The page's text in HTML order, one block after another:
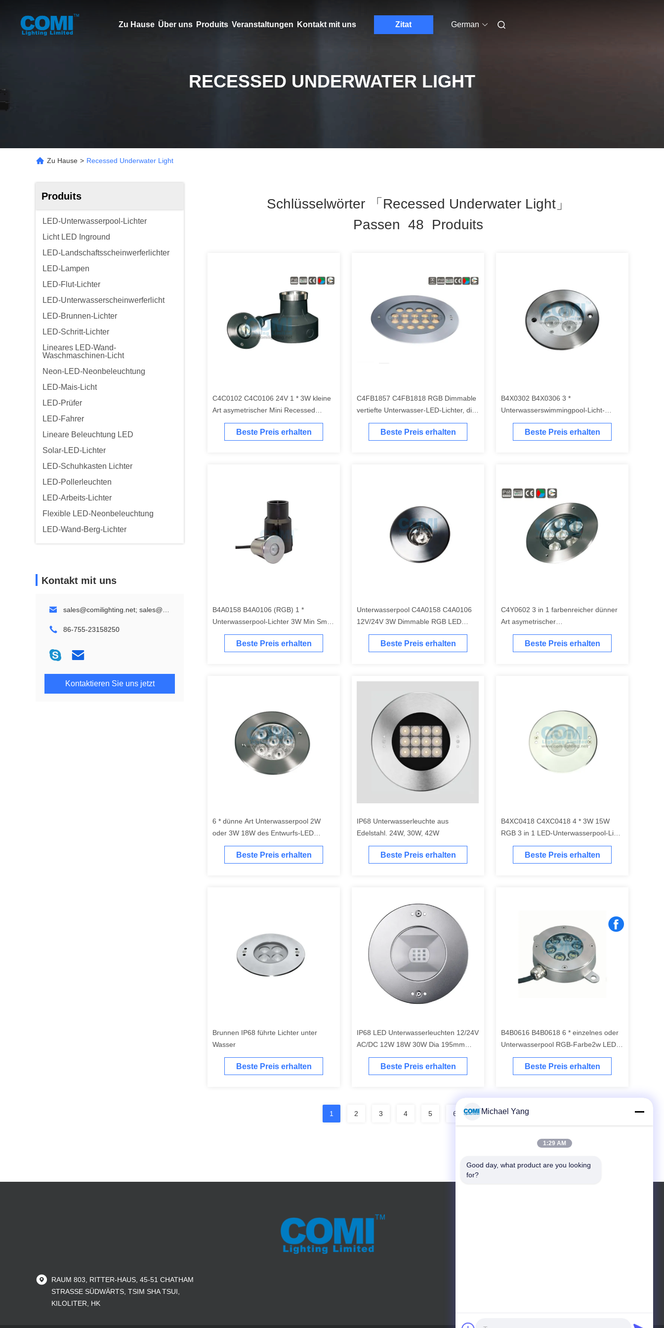
Zu Hause Über uns Produits Veranstaltungen Kontakt mit uns Zitat German
RECESSED UNDERWATER LIGHT
Zu Hause > Recessed Underwater Light
Produits
LED-Unterwasserpool-Lichter
Licht LED Inground
LED-Landschaftsscheinwerferlichter
LED-Lampen
LED-Flut-Lichter
LED-Unterwasserscheinwerferlicht
LED-Brunnen-Lichter
LED-Schritt-Lichter
Lineares LED-Wand-
Waschmaschinen-Licht
Neon-LED-Neonbeleuchtung
LED-Mais-Licht
LED-Prüfer
LED-Fahrer
Lineare Beleuchtung LED
Solar-LED-Lichter
LED-Schuhkasten Lichter
LED-Pollerleuchten
LED-Arbeits-Lichter
Flexible LED-Neonbeleuchtung
LED-Wand-Berg-Lichter
Kontakt mit uns
86-755-23158250
Kontaktieren Sie uns jetzt
Schlüsselwörter 「recessed Underwater Light」
Passen 48 Produits
C4C0102 C4C0106 24V 1 * 3W kleine
Art asymetrischer Mini Recessed
Underwater Light ausführlich weniger
als 1meterBeste Preis erhalten
C4FB1857 C4FB1818 RGB Dimmable
vertiefte Unterwasser-LED-Lichter, die
Antider korrosion von des Edelstahl-
SUS316 gemacht wurden
Beste Preis erhalten
B4X0302 B4X0306 3 *
Unterwasserswimmingpool-Licht-
Öffnungswinkel 7W oder 9W und
10Degree 2W oder 3W LED
Beste Preis erhalten
B4A0158 B4A0106 (RGB) 1 *
Unterwasserpool-Lichter 3W Min Small
Size Recessed LED mit der
Befestigung des Ärmels
Beste Preis erhalten
Unterwasserpool C4A0158 C4A0106
12V/24V 3W Dimmable RGB LED
beleuchtet kleines, die Soem/ODM
verfügbar sindBeste Preis erhalten
C4Y0602 3 in 1 farbenreicher dünner
Art asymetrischer
Unterwasserswimmingpool RGB LED
beleuchtet 160mm Durchmesser
Beste Preis erhalten
6 * dünne Art Unterwasserpool 2W
oder 3W 18W des Entwurfs-LED
beleuchtet Durchmesser Φ160mm für
Freizeiteinrichtungen
Beste Preis erhalten
IP68 Unterwasserleuchte aus
Edelstahl. 24W, 30W, 42W
Beste Preis erhalten
B4XC0418 C4XC0418 4 * 3W 15W
RGB 3 in 1 LED-Unterwasserpool-Licht
mit symmetrischem oder
asymetrischem hellem Ertrag
Beste Preis erhalten
Brunnen IP68 führte Lichter unter
Wasser
Beste Preis erhalten
IP68 LED Unterwasserleuchten 12/24V
AC/DC 12W 18W 30W Dia 195mm
90Degree Strahl für Vinylfolien oder
BetonbeckenBeste Preis erhalten
B4B0616 B4B0618 6 * einzelnes oder
Unterwasserpool RGB-Farbe2w LED
beleuchtet Wand-/Aufputzmontage mit
KlammerBeste Preis erhalten
1 2 3 4 5 6
RAUM 803, RITTER-HAUS, 45-51 CHATHAM
STRASSE SÜDWÄRTS, TSIM SHA TSUI,
KILOLITER, HK
Michael Yang
1:29 AM
Good day, what product are you looking
for?